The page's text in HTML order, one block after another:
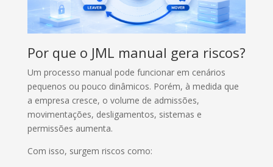
Por que o JML manual gera riscos?
Um processo manual pode funcionar em cenários
pequenos ou pouco dinâmicos. Porém, à medida que
a empresa cresce, o volume de admissões,
movimentações, desligamentos, sistemas e
permissões aumenta.
Com isso, surgem riscos como: